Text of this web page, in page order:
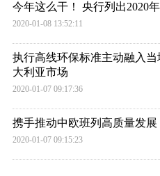
今年这么干！ 央行列出2020
2020-01-08 13:52:11
执行高线环保标准主动融入
大利亚市场
2020-01-07 09:17:36
携手推动中欧班列高质量发展
2020-01-07 09:15:23